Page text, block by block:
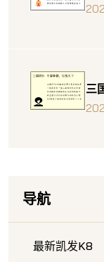
三
导航
最新凯发K8